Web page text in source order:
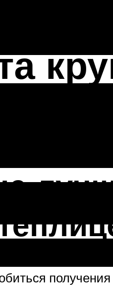
вида